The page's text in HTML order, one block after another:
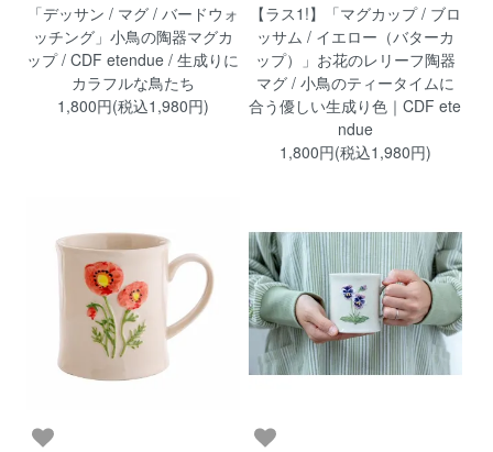
「デッサン / マグ / バードウォ
ッチング」小鳥の陶器マグカ
ップ / CDF etendue / 生成りに
カラフルな鳥たち
1,800円(税込1,980円)
【ラス1!】「マグカップ / ブロ
ッサム / イエロー（バターカ
ップ）」お花のレリーフ陶器
マグ / 小鳥のティータイムに
合う優しい生成り色｜CDF ete
ndue
1,800円(税込1,980円)